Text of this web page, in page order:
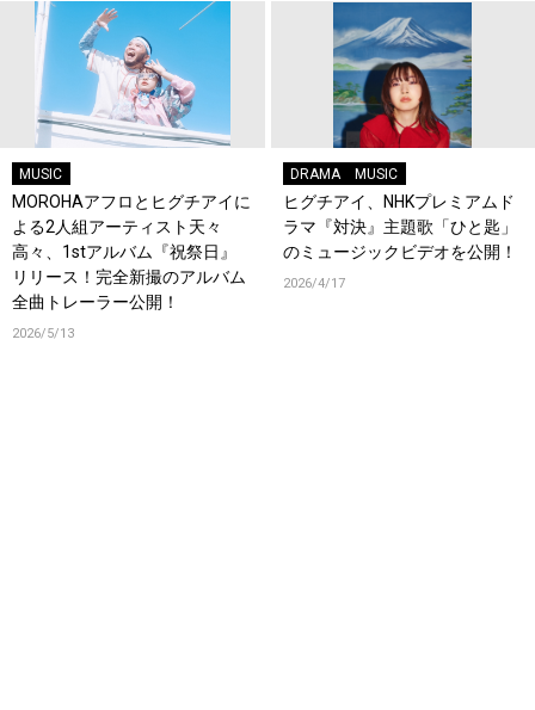
MUSIC
MOROHAアフロとヒグチアイに
よる2人組アーティスト天々
高々、1stアルバム『祝祭日』
リリース！完全新撮のアルバム
全曲トレーラー公開！
2026/5/13
DRAMA MUSIC
ヒグチアイ、NHKプレミアムド
ラマ『対決』主題歌「ひと匙」
のミュージックビデオを公開！
2026/4/17